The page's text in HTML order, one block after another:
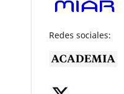
Redes sociales: